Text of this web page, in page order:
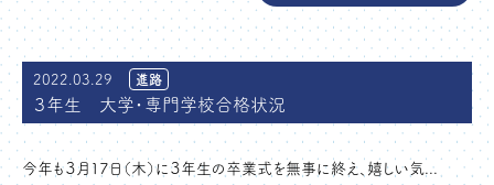
2022.03.29 進路
３年生 大学・専門学校合格状況
今年も３月１７日（木）に３年生の卒業式を無事に終え、嬉しい気...